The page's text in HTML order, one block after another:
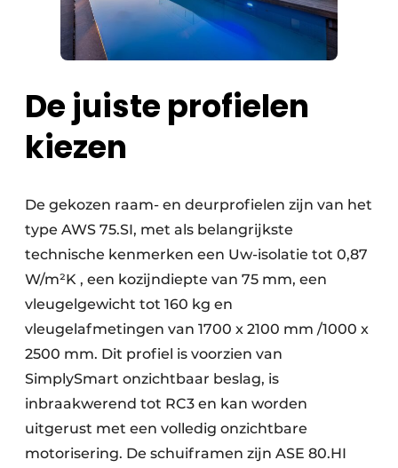
De juiste profielen
kiezen
De gekozen raam- en deurprofielen zijn van het
type AWS 75.SI, met als belangrijkste
technische kenmerken een Uw-isolatie tot 0,87
W/m²K , een kozijndiepte van 75 mm, een
vleugelgewicht tot 160 kg en
vleugelafmetingen van 1700 x 2100 mm /1000 x
2500 mm. Dit profiel is voorzien van
SimplySmart onzichtbaar beslag, is
inbraakwerend tot RC3 en kan worden
uitgerust met een volledig onzichtbare
motorisering. De schuiframen zijn ASE 80.HI